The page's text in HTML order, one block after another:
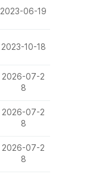
2023-06-19
2023-10-18
2026-07-2
8
2026-07-2
8
2026-07-2
8